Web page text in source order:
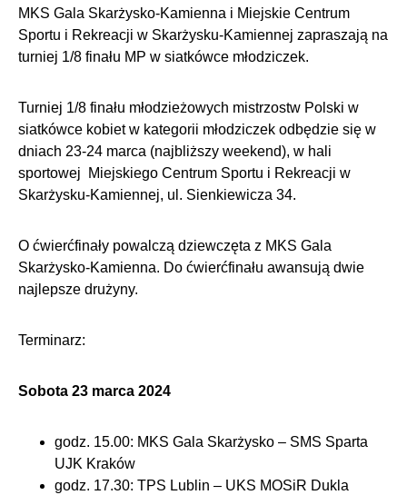
MKS Gala Skarżysko-Kamienna i Miejskie Centrum
Sportu i Rekreacji w Skarżysku-Kamiennej zapraszają na
turniej 1/8 finału MP w siatkówce młodziczek.
Turniej 1/8 finału młodzieżowych mistrzostw Polski w
siatkówce kobiet w kategorii młodziczek odbędzie się w
dniach 23-24 marca (najbliższy weekend), w hali
sportowej Miejskiego Centrum Sportu i Rekreacji w
Skarżysku-Kamiennej, ul. Sienkiewicza 34.
O ćwierćfinały powalczą dziewczęta z MKS Gala
Skarżysko-Kamienna. Do ćwierćfinału awansują dwie
najlepsze drużyny.
Terminarz:
Sobota 23 marca 2024
godz. 15.00: MKS Gala Skarżysko – SMS Sparta
UJK Kraków
godz. 17.30: TPS Lublin – UKS MOSiR Dukla